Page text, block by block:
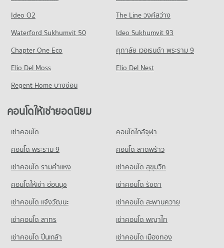
คอนโดให้เช่า วิทยาลัยสารพัดช่างพระนคร
มีคอนโดให้เช่า 20,708 ประกาศ
ขายคอนโด วิทยาลัยสารพัดช่างพระนคร
มีคอนโดขาย 7,949 ประกาศ
คอนโด วิทยาลัยเสนาธิการทหาร
มีคอนโดให้เช่า 55,480 ประกาศ
ขายคอนโด วิทยาลัยเสนาธิการทหาร
มีคอนโดขาย 20,367 ประกาศ
คอนโด รร.พณิชยการสันติราษฎร์
มีคอนโดให้เช่า 14,265 ประกาศ
ขายคอนโด รร.พณิชยการสันติราษฎร์
มีคอนโดขาย 6,002 ประกาศ
520 โครงการ
566 โครงการ
คอนโดให้เช่า เทสโก้โลตัส ลาดพร้าว
มีคอนโดขาย 6,814 ประกาศ
คอนโด บิ๊กซี เอ็กซ์ตร้า รัชดาภิเษก
คอนโดให้เช่า บิ๊กซี เอ็กซ์ตร้า รัชดาภิเษก
มีคอนโดให้เช่า 46,891 ประกาศ
มีคอนโดขาย 17,446 ประกาศ
คอนโด บิ๊กซี เอ็กซ์ตร้า ลาดพร้าว
390 โครงการ
คอนโดให้เช่า บิ๊กซี เอ็กซ์ตร้า ลาดพร้าว
มีคอนโดให้เช่า 11,672 ประกาศ
ขายคอนโด บิ๊กซี เอ็กซ์ตร้า ลาดพร้าว
มีคอนโดขาย 4,623 ประกาศ
มีคอนโดขาย 708 ประกาศ
คอนโด ถนนลาดพร้าว
มีคอนโดให้เช่า 11,542 ประกาศ
ขายคอนโด ถนนลาดพร้าว
มีคอนโดขาย 4,401 ประกาศ
คอนโด ถนนรัชดาภิเษก
มีคอนโดให้เช่า 29,358 ประกาศ
ขายคอนโด ถนนรัชดาภิเษก
มีคอนโดขาย 11,387 ประกาศ
5 โครงการ
คอนโดให้เช่า ลาดพร้าว 23
Ideo O2
The Line วงศ์สว่าง
Waterford Sukhumvit 50
Ideo Sukhumvit 93
Chapter One Eco
ศุภาลัย เวอเรนด้า พระราม 9
Elio Del Moss
Elio Del Nest
Regent Home บางซ่อน
คอนโดให้เช่ายอดนิยม
เช่าคอนโด
คอนโดใกล้จุฬา
คอนโด พระราม 9
คอนโด ลาดพร้าว
เช่าคอนโด รามคําแหง
เช่าคอนโด สุขุมวิท
คอนโดให้เช่า อ่อนนุช
เช่าคอนโด รัชดา
เช่าคอนโด แจ้งวัฒนะ
เช่าคอนโด สะพานควาย
เช่าคอนโด สาทร
เช่าคอนโด พญาไท
เช่าคอนโด ปิ่นเกล้า
เช่าคอนโด เมืองทอง